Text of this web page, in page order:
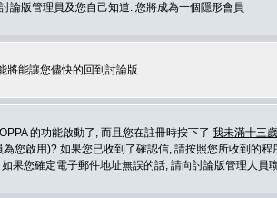
論版管理員及您自己知道. 您將成為一個隱形會員
將能讓您儘快的回到討論版
的功能啟動了, 而且您在註冊時按下了 我未滿十三歲
您啟用)? 如果您已收到了確認信, 請按照您所收到的
果您確定電子郵件地址無誤的話, 請向討論版管理人員